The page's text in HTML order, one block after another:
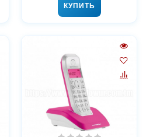
КУПИТЬ